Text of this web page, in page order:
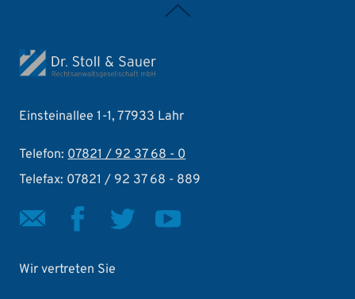
Zurück nach oben
Einsteinallee 1-1, 77933 Lahr
Telefon: 07821 / 92 37 68 - 0
Telefax: 07821 / 92 37 68 - 889
Wir vertreten Sie